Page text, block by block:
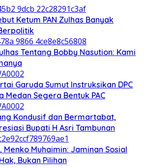
Ketum PAN Zulhas Banyak
Tentang Bobby Nasution: Kami
Garuda Sumut Instruksikan DPC
Medan Segera Bentuk PAC
Kondusif dan Bermartabat,
Bupati H Asri Tambunan
Menko Muhaimin: Jaminan Sosial
Bukan Pilihan